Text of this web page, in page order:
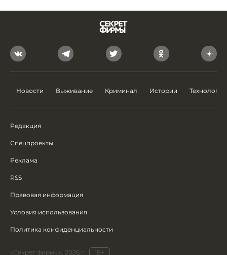
Новости Выживание Криминал Истории Технологии
Редакция
Спецпроекты
Реклама
RSS
Правовая информация
Условия использования
Политика конфиденциальности
«Секрет фирмы», 2026 г. 18+